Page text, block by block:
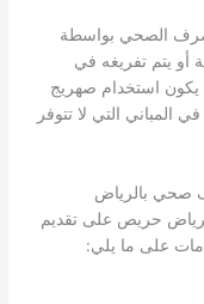
الصحي بواسطة
يتم تفريغه في
استخدام صهريج
المباني التي لا تتوفر
حريص على تقديم
على ما يلي: